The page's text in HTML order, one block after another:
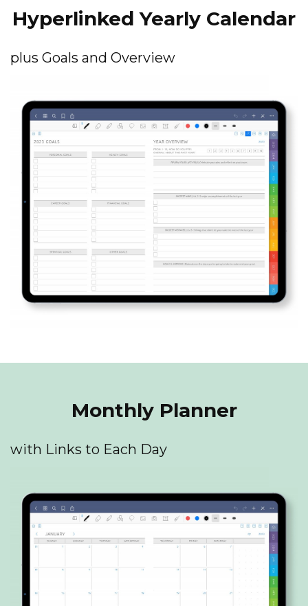
Hyperlinked Yearly Calendar
plus Goals and Overview
Monthly Planner
with Links to Each Day